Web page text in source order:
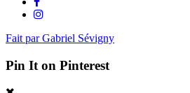
Fait par Gabriel Sévigny
Pin It on Pinterest